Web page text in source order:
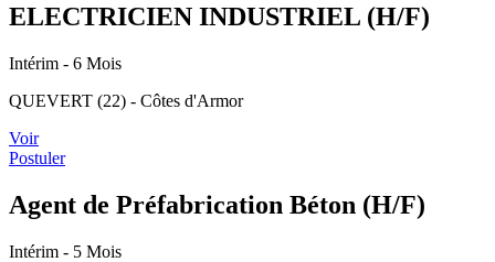
ELECTRICIEN INDUSTRIEL (H/F)
Intérim - 6 Mois
QUEVERT (22) - Côtes d'Armor
Voir
Postuler
Agent de Préfabrication Béton (H/F)
Intérim - 5 Mois